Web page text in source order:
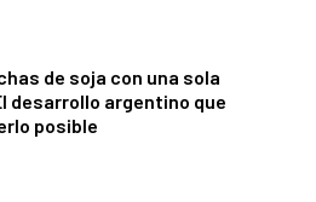
de soja con una sola
desarrollo argentino que
posible